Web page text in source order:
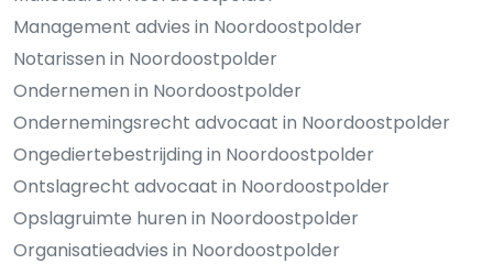
Management advies in Noordoostpolder
Notarissen in Noordoostpolder
Ondernemen in Noordoostpolder
Ondernemingsrecht advocaat in Noordoostpolder
Ongediertebestrijding in Noordoostpolder
Ontslagrecht advocaat in Noordoostpolder
Opslagruimte huren in Noordoostpolder
Organisatieadvies in Noordoostpolder